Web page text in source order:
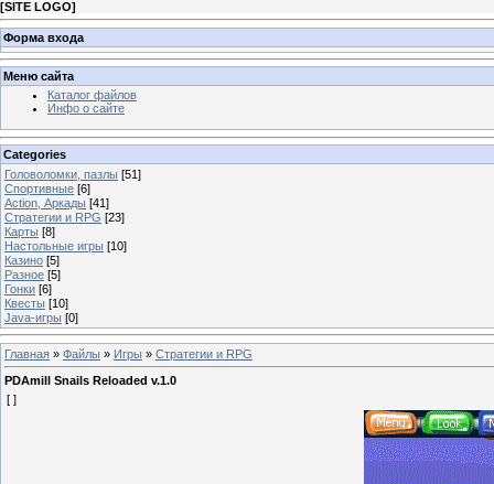
[SITE LOGO]
Форма входа
Меню сайта
Каталог файлов
Инфо о сайте
Categories
Головоломки, пазлы [51]
Спортивные [6]
Action, Аркады [41]
Стратегии и RPG [23]
Карты [8]
Настольные игры [10]
Казино [5]
Разное [5]
Гонки [6]
Квесты [10]
Java-игры [0]
Главная » Файлы » Игры » Стратегии и RPG
PDAmill Snails Reloaded v.1.0
[ ]